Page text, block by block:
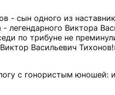
- сын одного из
легендарного Виктора
по трибуне не
Васильевич
с гонористым юношей: